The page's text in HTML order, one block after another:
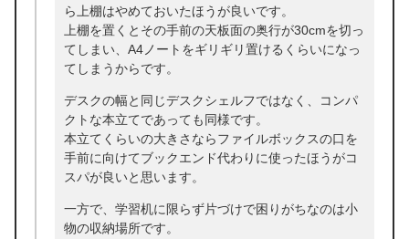
ら上棚はやめておいたほうが良いです。
上棚を置くとその手前の天板面の奥行が30cmを切っ
てしまい、A4ノートをギリギリ置けるくらいになっ
てしまうからです。
デスクの幅と同じデスクシェルフではなく、コンパ
クトな本立てであっても同様です。
本立てくらいの大きさならファイルボックスの口を
手前に向けてブックエンド代わりに使ったほうがコ
スパが良いと思います。
一方で、学習机に限らず片づけで困りがちなのは小
物の収納場所です。